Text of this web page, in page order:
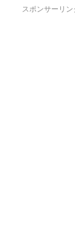
スポンサーリン